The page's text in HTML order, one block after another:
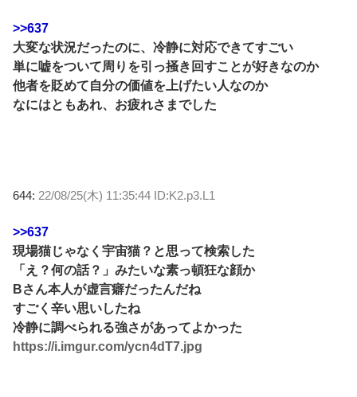
>>637
大変な状況だったのに、冷静に対応できてすごい
単に嘘をついて周りを引っ掻き回すことが好きなのか
他者を貶めて自分の価値を上げたい人なのか
なにはともあれ、お疲れさまでした
644: 22/08/25(木) 11:35:44 ID:K2.p3.L1
>>637
現場猫じゃなく宇宙猫？と思って検索した
「え？何の話？」みたいな素っ頓狂な顔か
Bさん本人が虚言癖だったんだね
すごく辛い思いしたね
冷静に調べられる強さがあってよかった
https://i.imgur.com/ycn4dT7.jpg